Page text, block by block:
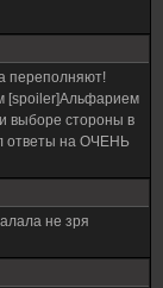
переполняют!
[spoiler]Альфарием
выборе стороны в
ответы на ОЧЕНЬ
не зря